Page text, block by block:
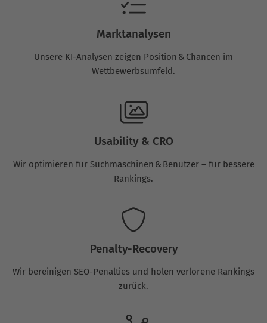
Marktanalysen
Unsere KI-Analysen zeigen Position & Chancen im
Wettbewerbsumfeld.
Usability & CRO
Wir optimieren für Suchmaschinen & Benutzer – für bessere
Rankings.
Penalty-Recovery
Wir bereinigen SEO-Penalties und holen verlorene Rankings
zurück.